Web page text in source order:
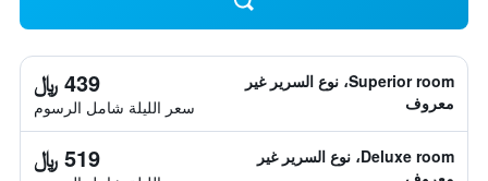
Superior room، نوع السرير غير
معروف
439 ﷼
سعر الليلة شامل الرسوم
Deluxe room، نوع السرير غير
519 ﷼